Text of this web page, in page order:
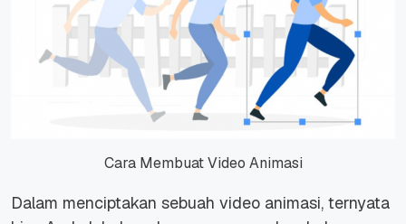
Cara Membuat Video Animasi
Dalam menciptakan sebuah video animasi, ternyata